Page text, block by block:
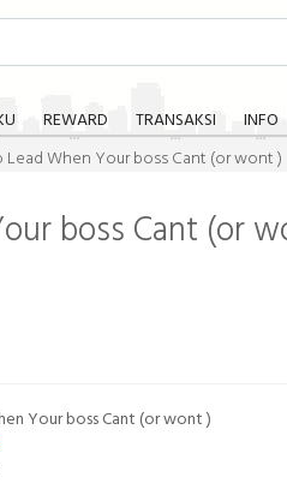
REWARD TRANSAKSI INFO
When Your boss Cant (or wont )
boss Cant (or
Your boss Cant (or wont )